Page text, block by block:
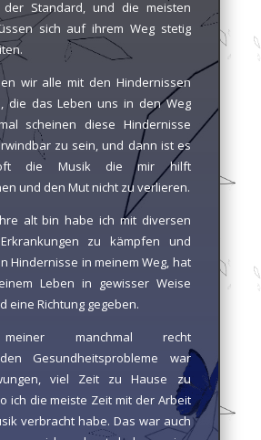
der Standard, und die meisten
sich auf ihrem Weg stetig
wir alle mit den Hindernissen
die das Leben uns in den Weg
scheinen diese Hindernisse
zu sein, und dann ist es
die Musik die mir hilft
und den Mut nicht zu verlieren.
alt bin habe ich mit diversen
zu kämpfen und
Hindernisse in meinem Weg, hat
Leben in gewisser Weise
eine Richtung gegeben.
manchmal recht
Gesundheitsprobleme war
viel Zeit zu Hause zu
ich die meiste Zeit mit der Arbeit
verbracht habe. Das war auch